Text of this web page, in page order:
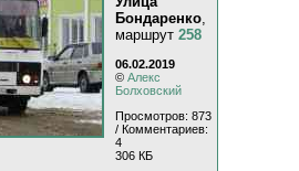
Бондаренко,
маршрут 258
06.02.2019
© Алекс
Болховский
Просмотров: 873
/ Комментариев:
4
306 КБ